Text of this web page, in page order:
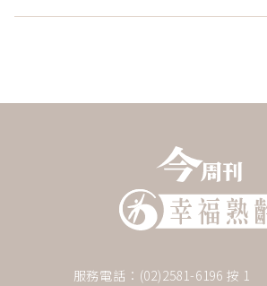
服務電話：(02)2581-6196 按 1